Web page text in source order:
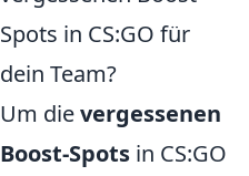
Spots in CS:GO für
dein Team?
Um dievergessenen
Boost-Spots in CS:GO